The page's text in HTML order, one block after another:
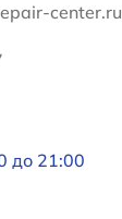
center.ru
до 21:00